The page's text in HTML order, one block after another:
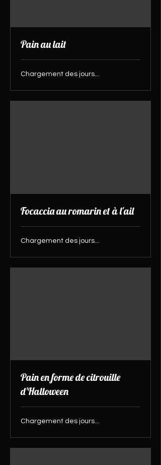
Pain au lait
Chargement des jours...
Focaccia au romarin et à l'ail
Chargement des jours...
Pain en forme de citrouille
d'Halloween
Chargement des jours...